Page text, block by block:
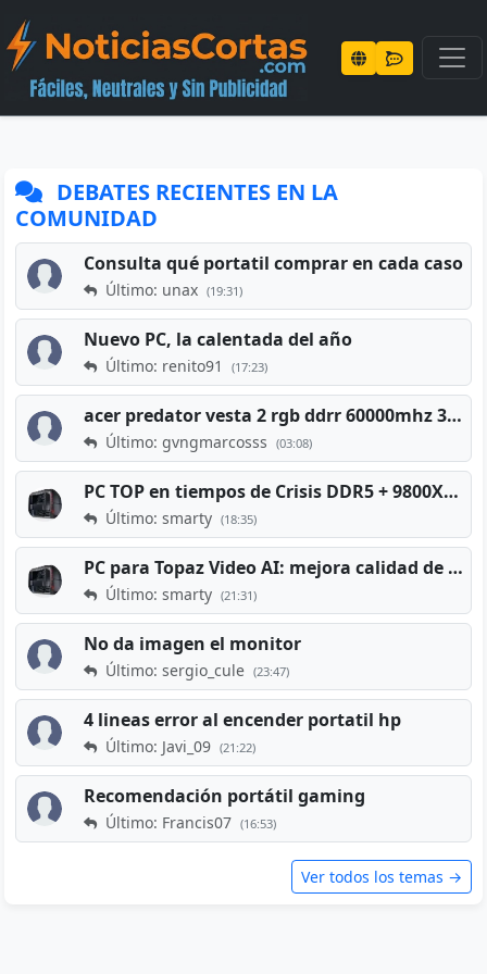
DEBATES RECIENTES EN LA
COMUNIDAD
Consulta qué portatil comprar en cada caso
Último: unax (19:31)
Nuevo PC, la calentada del año
Último: renito91 (17:23)
acer predator vesta 2 rgb ddrr 60000mhz 32gb x2 16gb
Último: gvngmarcosss (03:08)
PC TOP en tiempos de Crisis DDR5 + 9800X3D + RTX 5080 [2026][2400€]
Último: smarty (18:35)
PC para Topaz Video AI: mejora calidad de vídeos viejos
Último: smarty (21:31)
No da imagen el monitor
Último: sergio_cule (23:47)
4 lineas error al encender portatil hp
Último: Javi_09 (21:22)
Recomendación portátil gaming
Último: Francis07 (16:53)
Ver todos los temas →